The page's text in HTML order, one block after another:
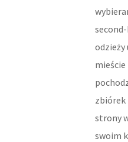
ŚLUB
SPRZĄTANIE,
INNE
odzieży
mieście
zbiórek
strony
swoim